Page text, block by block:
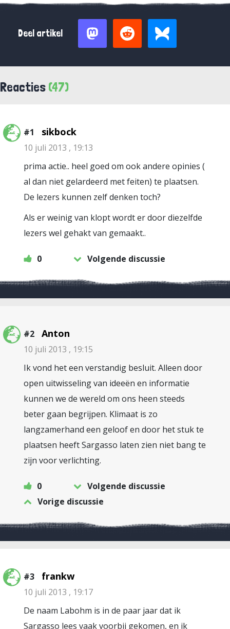
Deel artikel
Reacties (47)
#1 sikbock
10 juli 2013 , 19:13
prima actie.. heel goed om ook andere opinies (
al dan niet gelardeerd met feiten) te plaatsen.
De lezers kunnen zelf denken toch?
Als er weinig van klopt wordt er door diezelfde
lezers wel gehakt van gemaakt..
0 Volgende discussie
#2 Anton
10 juli 2013 , 19:15
Ik vond het een verstandig besluit. Alleen door
open uitwisseling van ideeën en informatie
kunnen we de wereld om ons heen steeds
beter gaan begrijpen. Klimaat is zo
langzamerhand een geloof en door het stuk te
plaatsen heeft Sargasso laten zien niet bang te
zijn voor verlichting.
0
Volgende discussie
Vorige discussie
#3 frankw
10 juli 2013 , 19:17
De naam Labohm is in de paar jaar dat ik
Sargasso lees vaak voorbij gekomen, en ik